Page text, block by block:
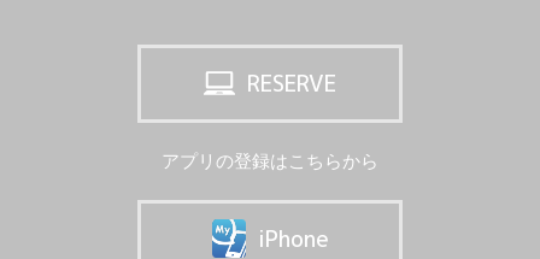
RESERVE
アプリの登録はこちらから
iPhone